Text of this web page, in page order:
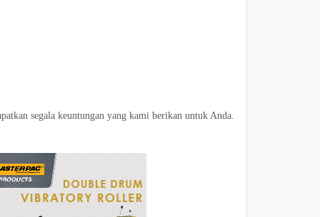
segala keuntungan yang kami berikan untuk Anda.